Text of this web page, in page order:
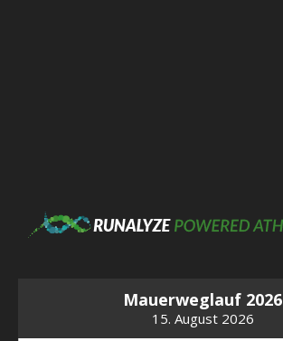
Mauerweglauf 2026
15. August 2026